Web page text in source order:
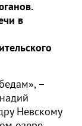
в
–
Невскому